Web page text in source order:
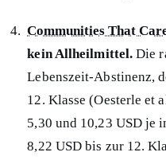
Communities That
kein Allheilmittel. Die
Lebenszeit-Abstinenz,
12. Klasse (Oesterle et
5,30 und 10,23 USD je
8,22 USD bis zur 12.